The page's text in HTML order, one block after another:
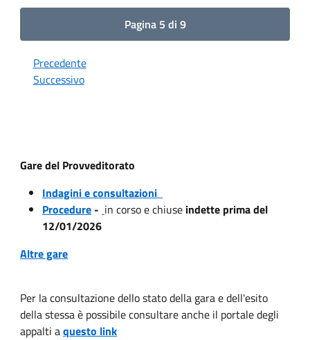
Pagina 5 di 9
Precedente
Successivo
Gare del Provveditorato
Indagini e consultazioni
Procedure- in corso e chiuse indette prima del
12/01/2026
Altre gare
Per la consultazione dello stato della gara e dell'esito
della stessa è possibile consultare anche il portale degli
appalti aquesto link